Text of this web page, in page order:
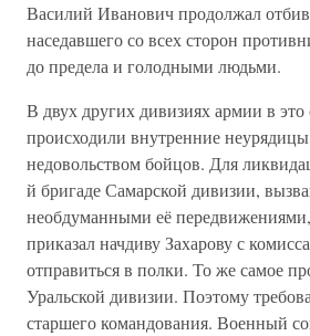
Василий Иванович продолжал
наседавшего со всех сторон
до предела и голодными людьми.
В двух других дивизиях армии в это
происходили внутренние
недовольством бойцов. Для
й бригаде Самарской дивизии,
необдуманными её
приказал начдиву Захарову с
отправиться в полки. То же самое
Уральской дивизии. Поэтому
старшего командования. Военный